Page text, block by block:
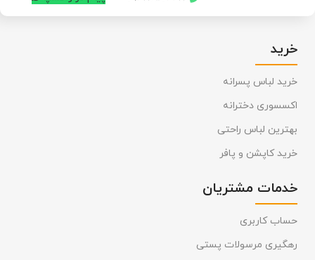
خرید
خرید لباس پسرانه
اکسسوری دخترانه
بهترین لباس راحتی
خرید کاپشن و پافر
خدمات مشتریان
حساب کاربری
رهگیری مرسولات پستی